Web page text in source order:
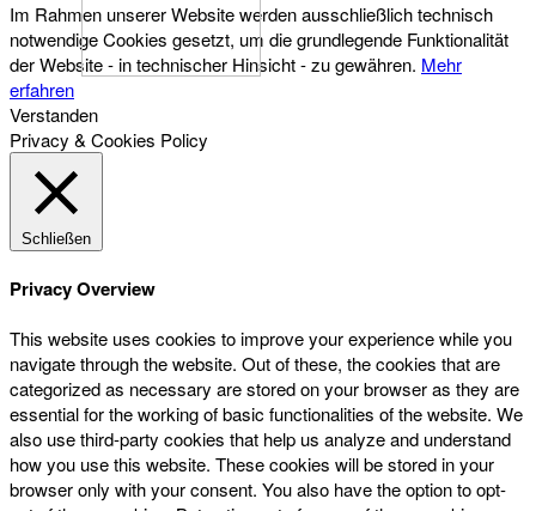
Im Rahmen unserer Website werden ausschließlich technisch
notwendige Cookies gesetzt, um die grundlegende Funktionalität
der Website - in technischer Hinsicht - zu gewähren. Mehr
erfahren
Verstanden
Privacy & Cookies Policy
Schließen
Privacy Overview
This website uses cookies to improve your experience while you
navigate through the website. Out of these, the cookies that are
categorized as necessary are stored on your browser as they are
essential for the working of basic functionalities of the website. We
also use third-party cookies that help us analyze and understand
how you use this website. These cookies will be stored in your
browser only with your consent. You also have the option to opt-